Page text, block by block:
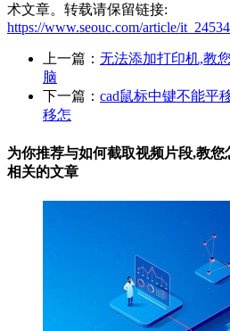
术文章。转载请保留链接:
https://www.seouc.com/article/
上一篇： 无法添加打印机,教
脑
下一篇： cad鼠标中键不能平
移怎
为你推荐与如何截取视频片段,教
相关的文章